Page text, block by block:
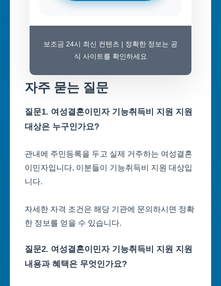
보조금 24시 최신 컨텐츠 | 정확한 정보는 공
식 사이트를 확인하세요
자주 묻는 질문
질문1. 여성결혼이민자 기능취득비 지원 지원
대상은 누구인가요?
관내에 주민등록을 두고 실제 거주하는 여성결혼
이민자입니다. 이분들이 기능취득비 지원 대상입
니다.
자세한 자격 조건은 해당 기관에 문의하시면 정확
한 정보를 얻을 수 있습니다.
질문2. 여성결혼이민자 기능취득비 지원 지원
내용과 혜택은 무엇인가요?